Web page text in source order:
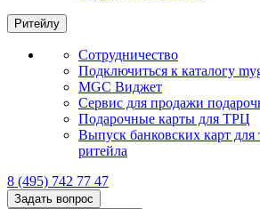
Ритейлу
Сотрудничество
Подключиться к каталогу
MGC Виджет
Сервис для продажи
Подарочные карты для ТРЦ
Выпуск банковских карт для
ритейла
8 (495) 742 77 47
Задать вопрос